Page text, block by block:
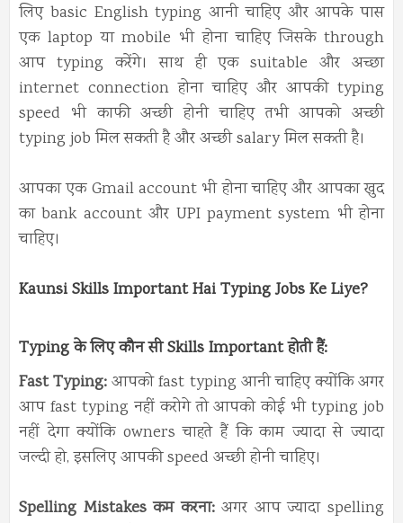
लिए basic English typing आनी चाहिए और आपके पास
एक laptop या mobile भी होना चाहिए जिसके through
आप typing करेंगे। साथ ही एक suitable और अच्छा
internet connection होना चाहिए और आपकी typing
speed भी काफी अच्छी होनी चाहिए तभी आपको अच्छी
typing job मिल सकती है और अच्छी salary मिल सकती है।
आपका एक Gmail account भी होना चाहिए और आपका खुद
का bank account और UPI payment system भी होना
चाहिए।
Kaunsi Skills Important Hai Typing Jobs Ke Liye?
Typing के लिए कौन सी Skills Important होती हैं:
Fast Typing:आपको fast typing आनी चाहिए क्योंकि अगर
आप fast typing नहीं करोगे तो आपको कोई भी typing job
नहीं देगा क्योंकि owners चाहते हैं कि काम ज्यादा से ज्यादा
जल्दी हो, इसलिए आपकी speed अच्छी होनी चाहिए।
Spelling Mistakes कम करना:अगर आप ज्यादा spelling